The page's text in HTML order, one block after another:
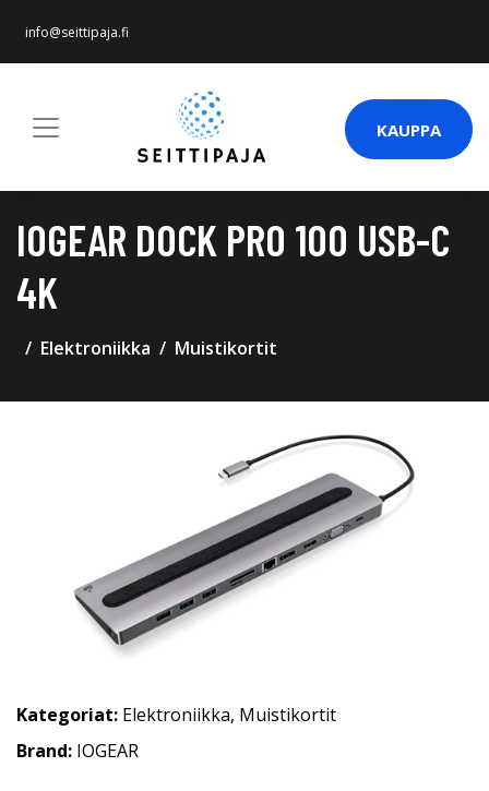
info@seittipaja.fi
KAUPPA
IOGEAR DOCK PRO 100 USB-C
4K
Elektroniikka Muistikortit
Kategoriat: Elektroniikka, Muistikortit
Brand: IOGEAR